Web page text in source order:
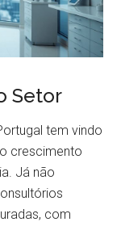
Setor
tem vindo
crescimento
Já não
com